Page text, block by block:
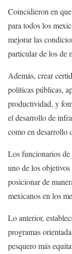
Coincidieron en
para todos los
mejorar las
particular de los de
Además, crear
políticas públicas,
productividad, y
el desarrollo de
como en desarrollo
Los funcionarios
uno de los
posicionar de
mexicanos en los
Lo anterior,
programas
pesquero más